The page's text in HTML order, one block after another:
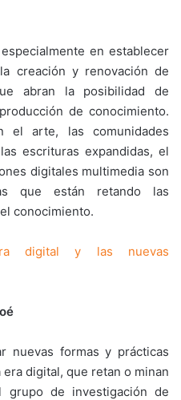
en establecer
creación y renovación de
abran la posibilidad de
de conocimiento.
el arte, las comunidades
escrituras expandidas, el
digitales multimedia son
que están retando las
conocimiento.
digital y las nuevas
nuevas formas y prácticas
digital, que retan o minan
grupo de investigación de